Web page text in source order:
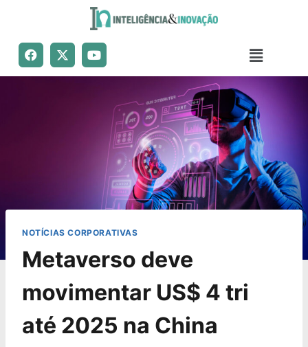
NOTÍCIAS CORPORATIVAS
Metaverso deve
movimentar US$ 4 tri
até 2025 na China